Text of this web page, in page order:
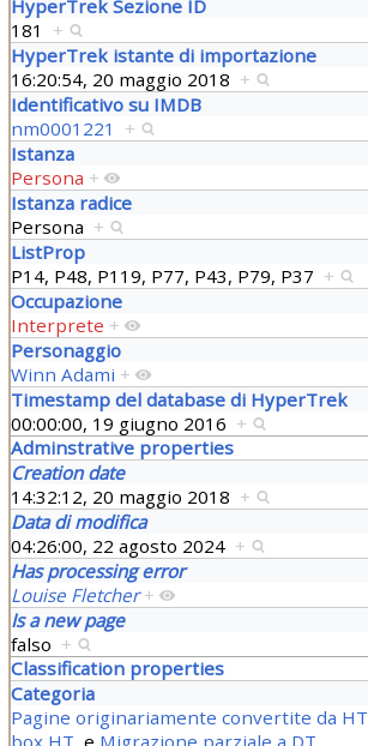
HyperTrek Sezione ID
181 +
HyperTrek istante di importazione
16:20:54, 20 maggio 2018 +
Identificativo su IMDB
nm0001221
+
Istanza
Persona +
Istanza radice
Persona +
ListProp
P14, P48, P119, P77, P43, P79, P37 +
Occupazione
Interprete +
Personaggio
Winn Adami +
Timestamp del database di HyperTrek
00:00:00, 19 giugno 2016 +
Adminstrative properties
Creation date
14:32:12, 20 maggio 2018 +
Data di modifica
04:26:00, 22 agosto 2024 +
Has processing error
Louise Fletcher +
Is a new page
falso +
Classification properties
Categoria
Pagine originariamente convertite da HT
box HT e Migrazione parziale a DT